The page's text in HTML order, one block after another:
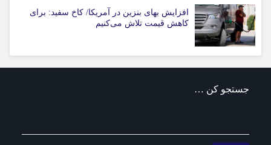
افزایش بهای بنزین در آمریکا/ کاخ سفید: برای
کاهش قیمت تلاش می‌کنیم
جستجو کن …